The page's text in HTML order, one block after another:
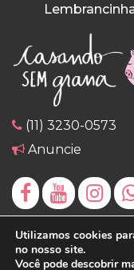
(11) 3230-0573
Anuncie
Utilizamos cookies
no nosso site.
Você pode descobrir